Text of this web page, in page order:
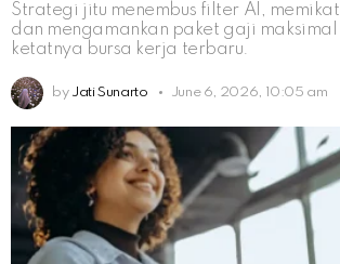
Strategi jitu menembus filter AI,
dan mengamankan paket gaji
ketatnya bursa kerja terbaru.
by Jati Sunarto June 6, 2026, 10:05 am